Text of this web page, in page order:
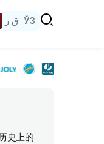
ق ز ЎЗ
史上的